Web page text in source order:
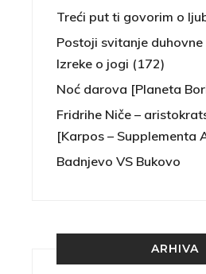
Treći put ti govorim o
Postoji svitanje
Izreke o jogi (172)
Noć darova [Planeta
Fridrihe Niče –
[Karpos – Supplementa
Badnjevo VS Bukovo
ARHIVA